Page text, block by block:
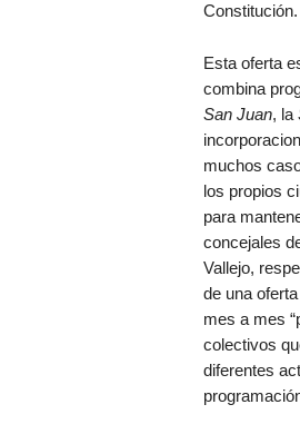
Constitución.
Esta oferta
combina
San Juan, la
muchos
los propios
para
concejales
Vallejo,
de una
mes a mes
colectivos
diferentes